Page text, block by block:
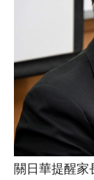
關日華提醒家